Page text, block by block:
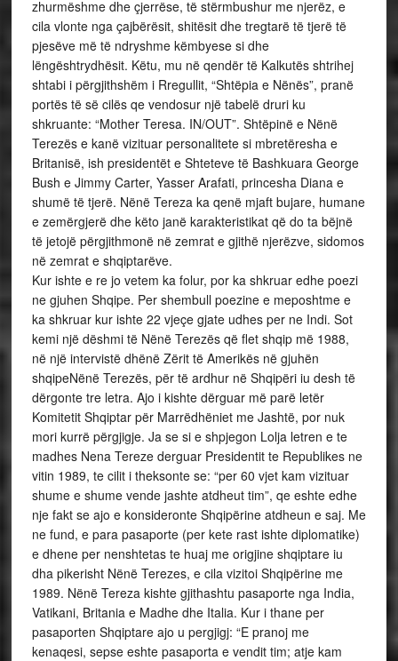
zhurmëshme dhe çjerrëse, të stërmbushur me njerëz, e
cila vlonte nga çajbërësit, shitësit dhe tregtarë të tjerë të
pjesëve më të ndryshme këmbyese si dhe
lëngështrydhësit. Këtu, mu në qendër të Kalkutës shtrihej
shtabi i përgjithshëm i Rregullit, “Shtëpia e Nënës”, pranë
portës të së cilës qe vendosur një tabelë druri ku
shkruante: “Mother Teresa. IN/OUT”. Shtëpinë e Nënë
Terezës e kanë vizituar personalitete si mbretëresha e
Britanisë, ish presidentët e Shteteve të Bashkuara George
Bush e Jimmy Carter, Yasser Arafati, princesha Diana e
shumë të tjerë. Nënë Tereza ka qenë mjaft bujare, humane
e zemërgjerë dhe këto janë karakteristikat që do ta bëjnë
të jetojë përgjithmonë në zemrat e gjithë njerëzve, sidomos
në zemrat e shqiptarëve.
Kur ishte e re jo vetem ka folur, por ka shkruar edhe poezi
ne gjuhen Shqipe. Per shembull poezine e meposhtme e
ka shkruar kur ishte 22 vjeçe gjate udhes per ne Indi. Sot
kemi një dëshmi të Nënë Terezës që flet shqip më 1988,
në një intervistë dhënë Zërit të Amerikës në gjuhën
shqipeNënë Terezës, për të ardhur në Shqipëri iu desh të
dërgonte tre letra. Ajo i kishte dërguar më parë letër
Komitetit Shqiptar për Marrëdhëniet me Jashtë, por nuk
mori kurrë përgjigje. Ja se si e shpjegon Lolja letren e te
madhes Nena Tereze derguar Presidentit te Republikes ne
vitin 1989, te cilit i theksonte se: “per 60 vjet kam vizituar
shume e shume vende jashte atdheut tim”, qe eshte edhe
nje fakt se ajo e konsideronte Shqipërine atdheun e saj. Me
ne fund, e para pasaporte (per kete rast ishte diplomatike)
e dhene per nenshtetas te huaj me origjine shqiptare iu
dha pikerisht Nënë Terezes, e cila vizitoi Shqipërine me
1989. Nënë Tereza kishte gjithashtu pasaporte nga India,
Vatikani, Britania e Madhe dhe Italia. Kur i thane per
pasaporten Shqiptare ajo u pergjigj: “E pranoj me
kenaqesi, sepse eshte pasaporta e vendit tim; atje kam